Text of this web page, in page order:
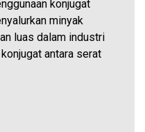
konjugat
minyak
luas dalam industri
antara serat